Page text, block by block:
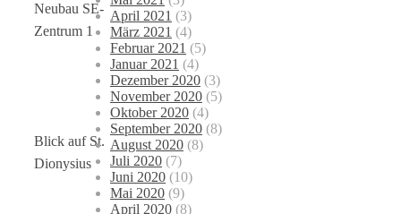
Neubau SE-
Zentrum 1
Blick auf St.
Dionysius
April 2021 (3)
März 2021 (4)
Februar 2021 (5)
Januar 2021 (4)
Dezember 2020 (3)
November 2020 (5)
Oktober 2020 (4)
September 2020 (8)
August 2020 (8)
Juli 2020 (7)
Juni 2020 (10)
Mai 2020 (9)
April 2020 (8)